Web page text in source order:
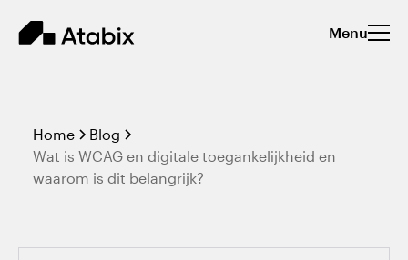
Menu
Home
Blog
Wat is WCAG en digitale toegankelijkheid en
waarom is dit belangrijk?